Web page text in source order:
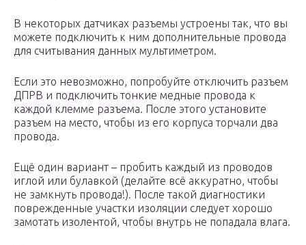
В некоторых датчиках разъемы устроены так, что вы
можете подключить к ним дополнительные провода
для считывания данных мультиметром.
Если это невозможно, попробуйте отключить разъем
ДПРВ и подключить тонкие медные провода к
каждой клемме разъема. После этого установите
разъем на место, чтобы из его корпуса торчали два
провода.
Ещё один вариант – пробить каждый из проводов
иглой или булавкой (делайте всё аккуратно, чтобы
не замкнуть провода!). После такой диагностики
поврежденные участки изоляции следует хорошо
замотать изолентой, чтобы внутрь не попадала влага.